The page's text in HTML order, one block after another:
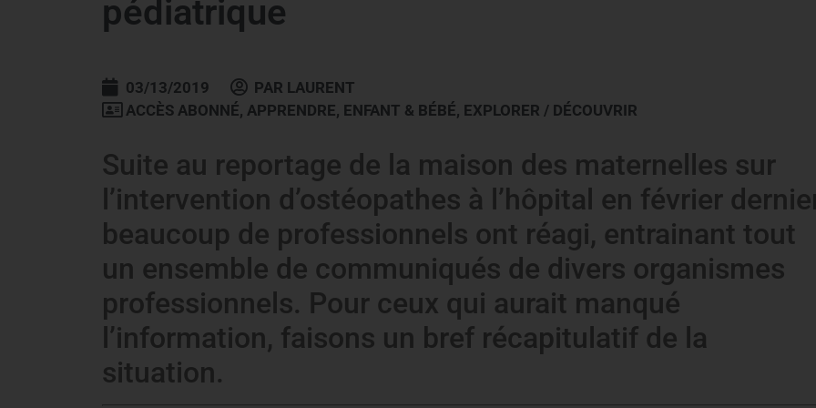
pédiatrique
03/13/2019 PAR LAURENT
ACCÈS ABONNÉ, APPRENDRE, ENFANT & BÉBÉ, EXPLORER / DÉCOUVRIR
Suite au reportage de la maison des maternelles sur
l’intervention d’ostéopathes à l’hôpital en février
beaucoup de professionnels ont réagi, entrainant tout
un ensemble de communiqués de divers organismes
professionnels. Pour ceux qui aurait manqué
l’information, faisons un bref récapitulatif de la
situation.